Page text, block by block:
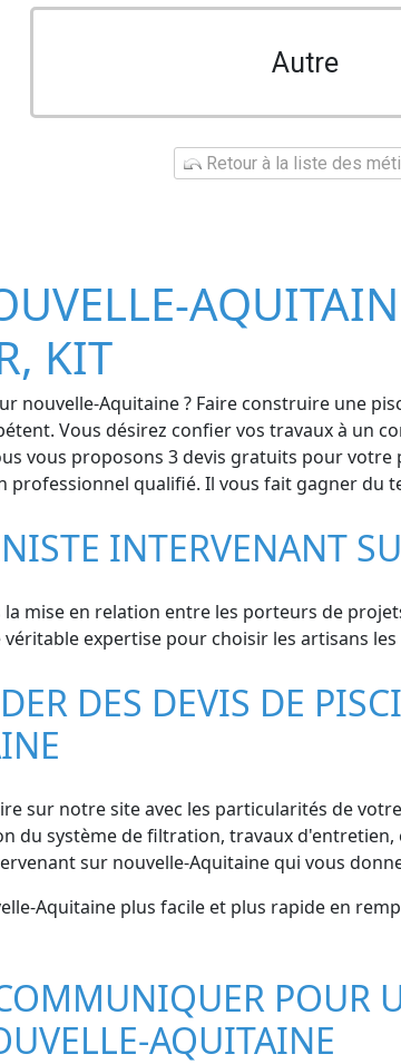
Autre
Retour à la liste des
KIT
nouvelle-Aquitaine ? Faire construire une
Vous désirez confier vos travaux à un
vous proposons 3 devis gratuits pour
professionnel qualifié. Il vous fait gagner du
INTERVENANT
mise en relation entre les porteurs de
expertise pour choisir les artisans
DES DEVIS DE
sur notre site avec les particularités de
du système de filtration, travaux
sur nouvelle-Aquitaine qui vous
Aquitaine plus facile et plus rapide en
POUR
AQUITAINE